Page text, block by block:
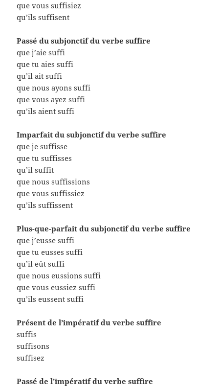
que vous suffisiez
qu’ils suffisent
Passé du subjonctif du verbe suffire
que j’aie suffi
que tu aies suffi
qu’il ait suffi
que nous ayons suffi
que vous ayez suffi
qu’ils aient suffi
Imparfait du subjonctif du verbe suffire
que je suffisse
que tu suffisses
qu’il suffît
que nous suffissions
que vous suffissiez
qu’ils suffissent
Plus-que-parfait du subjonctif du verbe suffire
que j’eusse suffi
que tu eusses suffi
qu’il eût suffi
que nous eussions suffi
que vous eussiez suffi
qu’ils eussent suffi
Présent de l’impératif du verbe suffire
suffis
suffisons
suffisez
Passé de l’impératif du verbe suffire